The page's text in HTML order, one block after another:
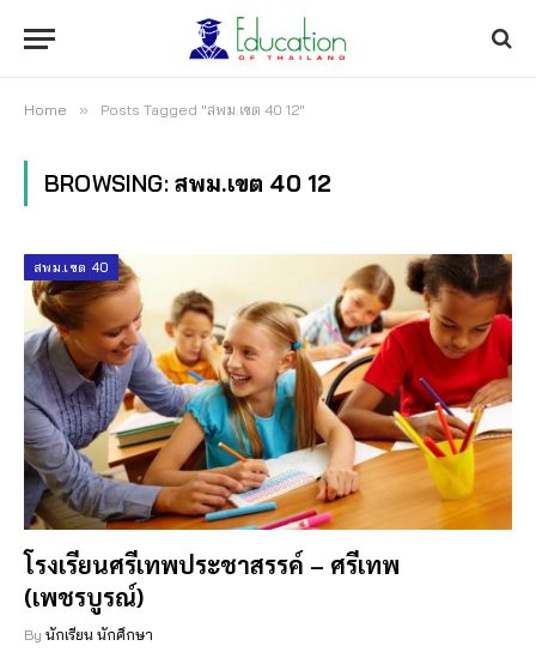
Home » Posts Tagged "สพม.เขต 40 12"
BROWSING: สพม.เขต 40 12
สพม.เขต 40
โรงเรียนศรีเทพประชาสรรค์ – ศรีเทพ
(เพชรบูรณ์)
By นักเรียน นักศึกษา